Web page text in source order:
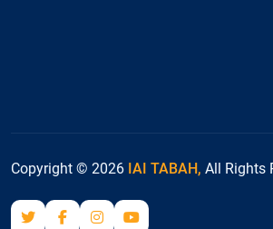
Copyright © 2026 IAI TABAH, All Rights